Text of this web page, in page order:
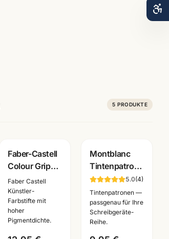
5 PRODUKTE
Faber-Castell
Colour Grip
Buntstifte 12er
Set ·
hochpigmentiert
· Schule
Faber Castell
Künstler-
Farbstifte mit
hoher
Pigmentdichte.
Montblanc
Tintenpatronen
8er Pack · alle
Farben ·
passend für
Montblanc
Füller
5.0(4)
Tintenpatronen —
passgenau für Ihre
Schreibgeräte-
Reihe.